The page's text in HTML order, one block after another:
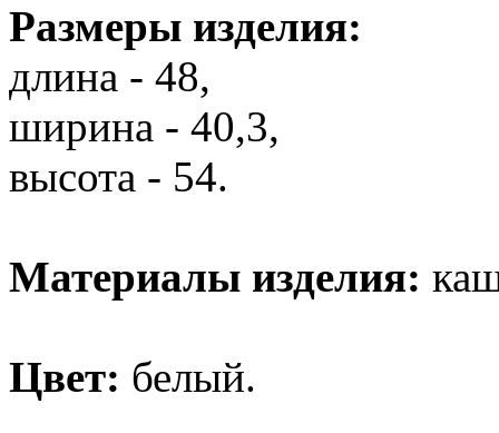
Размеры изделия:
длина - 48,
ширина - 40,3,
высота - 54.
Материалы изделия:
Цвет: белый.